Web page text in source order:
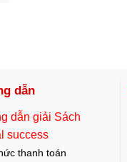
dẫn
dẫn giải Sách
success
thanh toán